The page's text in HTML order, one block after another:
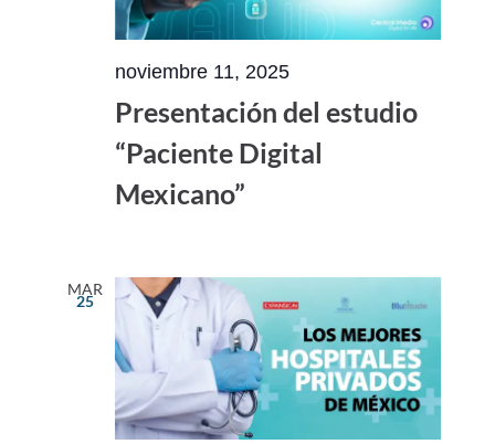
noviembre 11, 2025
Presentación del estudio
“Paciente Digital
Mexicano”
MAR
25